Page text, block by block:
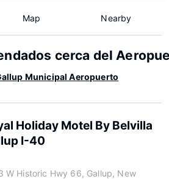
Map Nearby
cerca del
Municipal Aeropuerto
Holiday Motel By Belvilla
I-40
W Historic Hwy 66, Gallup, New